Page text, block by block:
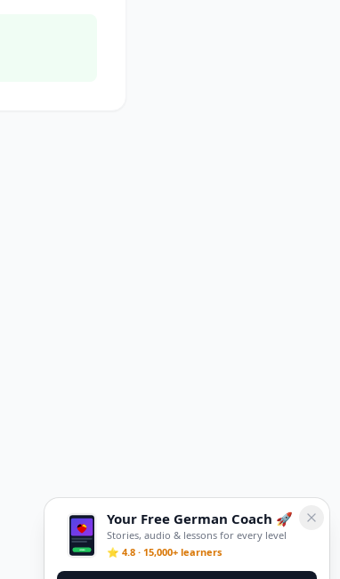
Your Free German Coach 🚀
Stories, audio & lessons for every level
⭐ 4.8 · 15,000+ learners